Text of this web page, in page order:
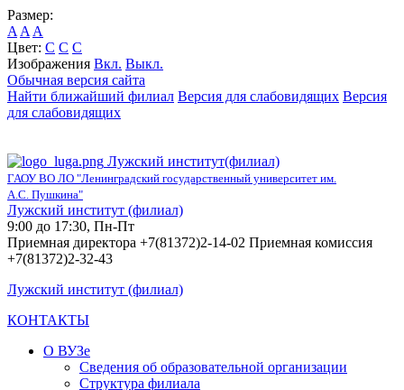
Размер:
A A A
Цвет: C C C
Изображения Вкл. Выкл.
Обычная версия сайта
Найти ближайший филиал Версия для слабовидящих Версия
для слабовидящих
Лужский институт(филиал)
ГАОУ ВО ЛО "Ленинградский государственный университет им.
А.С. Пушкина"
Лужский институт (филиал)
9:00 до 17:30, Пн-Пт
Приемная директора +7(81372)2-14-02 Приемная комиссия
+7(81372)2-32-43
Лужский институт (филиал)
КОНТАКТЫ
О ВУЗе
Сведения об образовательной организации
Структура филиала